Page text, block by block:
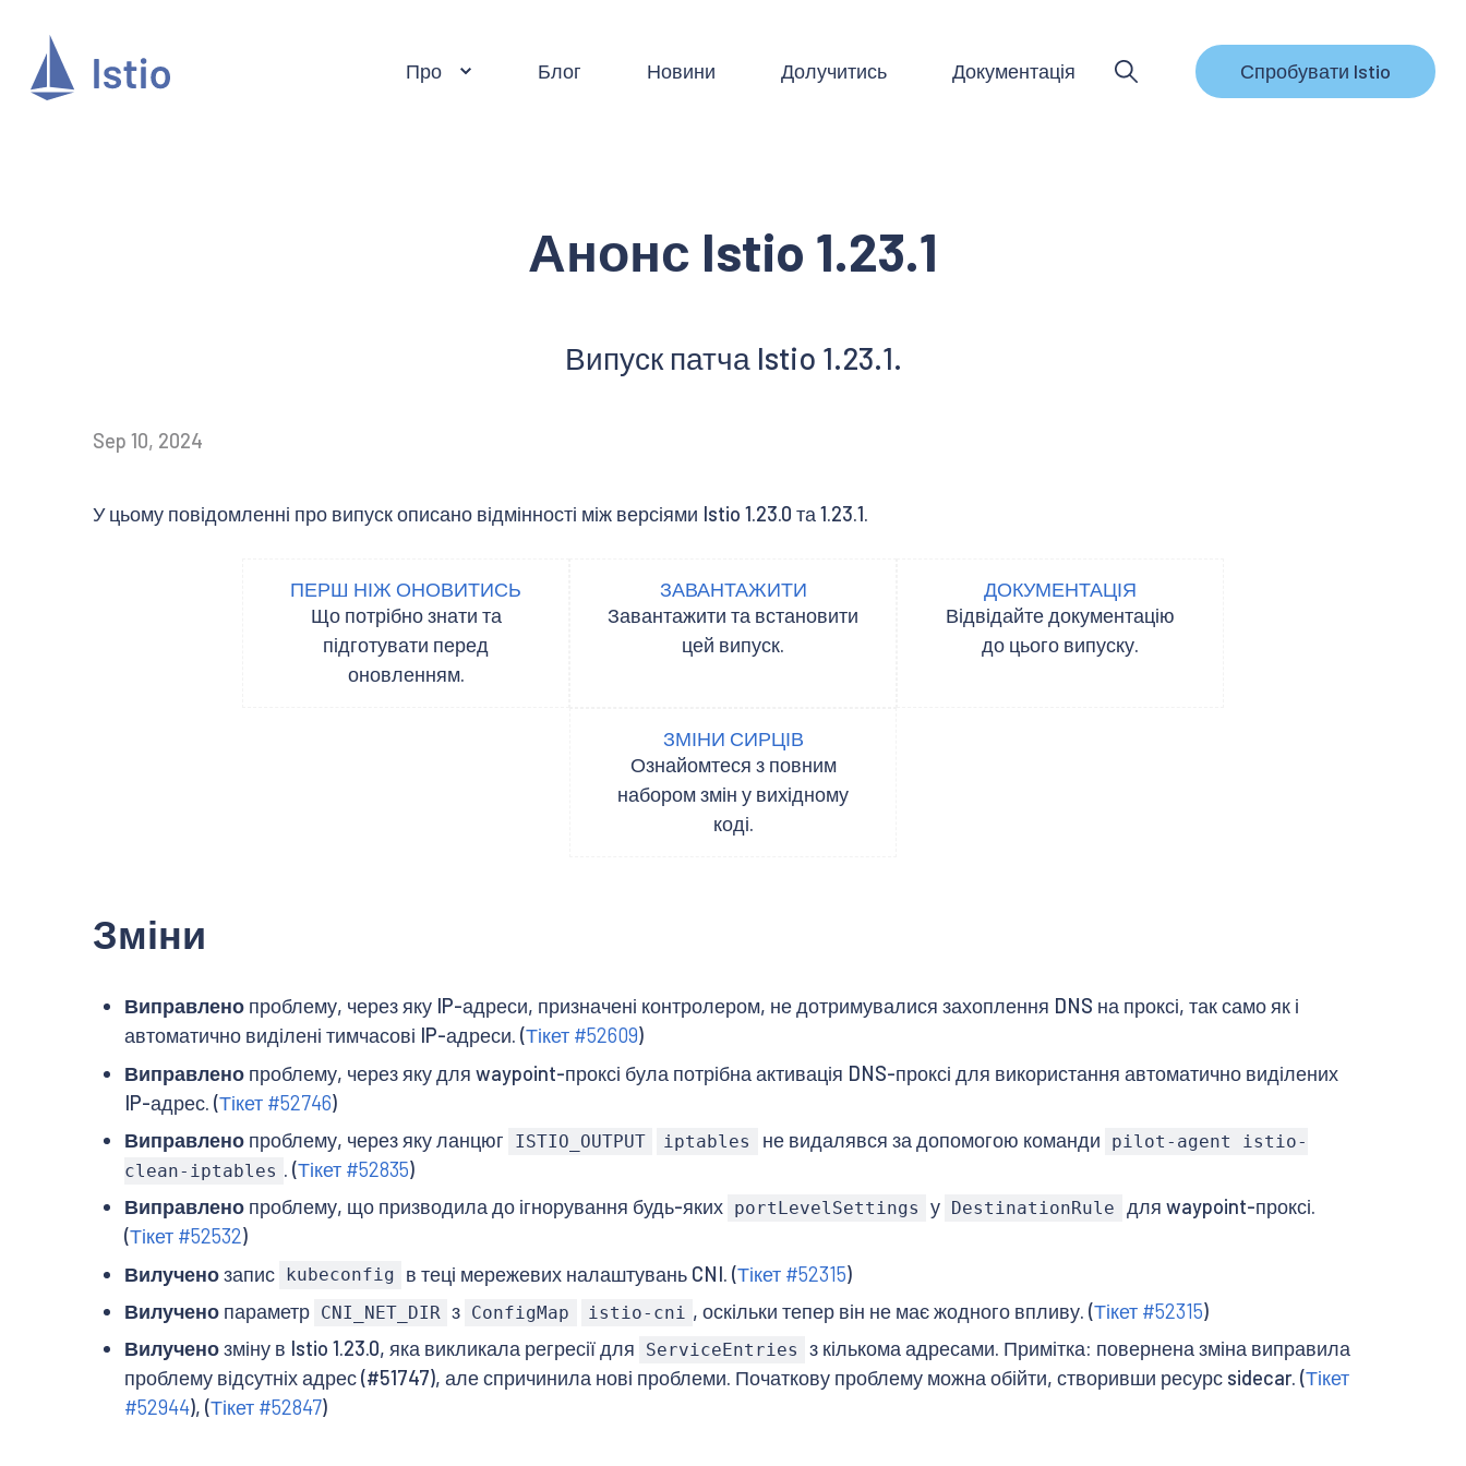
Про Блог Новини Долучитись Документація Спробувати Istio
Анонс Istio 1.23.1
Випуск патча Istio 1.23.1.
Sep 10, 2024
У цьому повідомленні про випуск описано відмінності між версіями Istio 1.23.0 та 1.23.1.
ПЕРШ НІЖ ОНОВИТИСЬ
Що потрібно знати та
підготувати перед
оновленням.
ЗАВАНТАЖИТИ
Завантажити та встановити
цей випуск.
ДОКУМЕНТАЦІЯ
Відвідайте документацію
до цього випуску.
ЗМІНИ СИРЦІВ
Ознайомтеся з повним
набором змін у вихідному
коді.
Зміни
Виправленопроблему, через яку IP-адреси, призначені контролером, не дотримувалися захоплення DNS на проксі, так само як і
автоматично виділені тимчасові IP-адреси. (Тікет #52609)
Виправленопроблему, через яку для waypoint-проксі була потрібна активація DNS-проксі для використання автоматично виділених
IP-адрес. (Тікет #52746)
Виправленопроблему, через яку ланцюг ISTIO_OUTPUT iptables не видалявся за допомогою команди
pilot-agent istio-
clean-iptables . (Тікет #52835)
Виправленопроблему, що призводила до ігнорування будь-яких portLevelSettings у DestinationRule
для waypoint-проксі.
(Тікет #52532)
Вилученозапис kubeconfig в теці мережевих налаштувань CNI. (Тікет #52315)
Вилученопараметр CNI_NET_DIR з ConfigMap istio-cni , оскільки тепер він не має жодного впливу. (Тікет #52315)
Вилученозміну в Istio 1.23.0, яка викликала регресії для ServiceEntries
з кількома адресами. Примітка: повернена зміна виправила
проблему відсутніх адрес (#51747), але спричинила нові проблеми. Початкову проблему можна обійти, створивши ресурс sidecar. (Тікет
#52944), (Тікет #52847)